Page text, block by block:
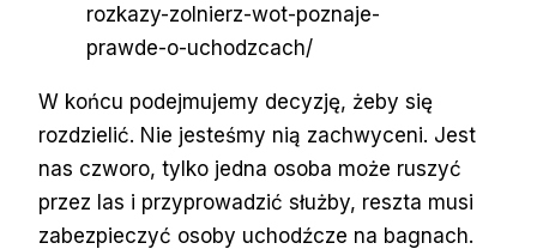
rozkazy-zolnierz-wot-poznaje-
prawde-o-uchodzcach/
W końcu podejmujemy decyzję, żeby się
rozdzielić. Nie jesteśmy nią zachwyceni. Jest
nas czworo, tylko jedna osoba może ruszyć
przez las i przyprowadzić służby, reszta musi
zabezpieczyć osoby uchodźcze na bagnach.